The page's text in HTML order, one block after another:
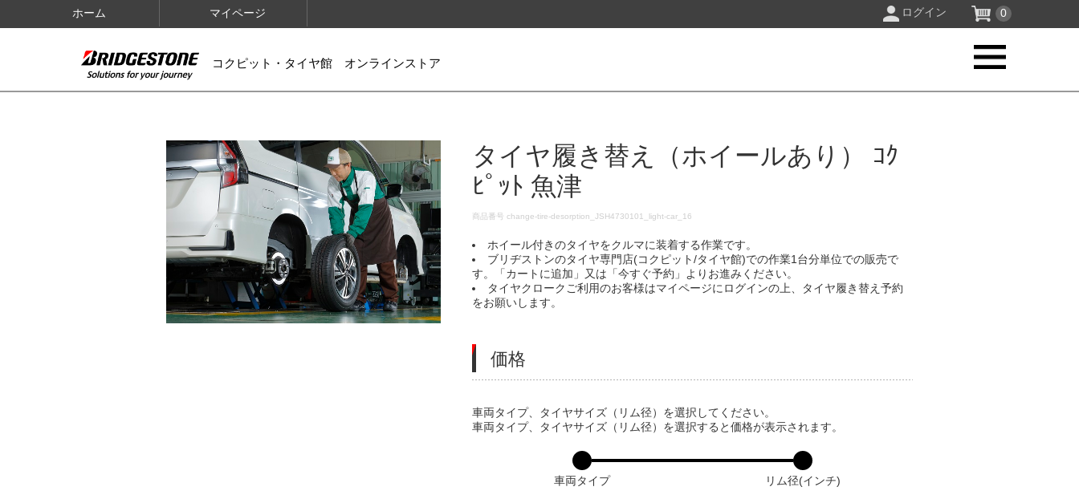
ホーム マイページ ログイン 0
コクピット・タイヤ館 オンラインストア
IMAGES
タイヤ履き替え（ホイールあり） ｺｸ
ﾋﾟｯﾄ 魚津
DETAILS
商品番号change-tire-desorption_JSH4730101_light-car_16
ホイール付きのタイヤをクルマに装着する作業です。
ブリヂストンのタイヤ専門店(コクピット/タイヤ館)での作業1台分単位での販売で
す。「カートに追加」又は「今すぐ予約」よりお進みください。
タイヤクロークご利用のお客様はマイページにログインの上、タイヤ履き替え予約
をお願いします。
価格
VARIATIONS
車両タイプ、タイヤサイズ（リム径）を選択してください。
車両タイプ、タイヤサイズ（リム径）を選択すると価格が表示されます。
車両タイプ リム径(インチ)